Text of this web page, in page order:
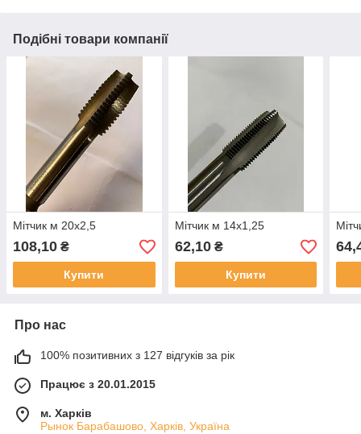
Подібні товари компанії
Мітчик м 20х2,5
108,10 ₴
Купити
Мітчик м 14х1,25
62,10₴
Купити
Про нас
100% позитивних з 127 відгуків за рік
Працює з 20.01.2015
м. Харків
Рынок Барабашово, Харків, Україна